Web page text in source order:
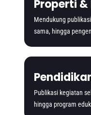
Properti
Mendukung
sama, hingga
Publikasi kegiatan
hingga program